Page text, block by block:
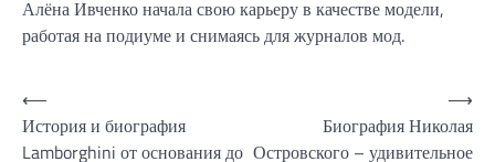
Алёна Ивченко начала свою карьеру в качестве модели,
работая на подиуме и снимаясь для журналов мод.
Навигация
по
⟵
История и биография
Lamborghini от основания до
Биография Николая
Островского – удивительное
⟶